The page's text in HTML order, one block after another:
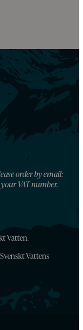
order by email:
VAT-number.
Vatten.
Vattens